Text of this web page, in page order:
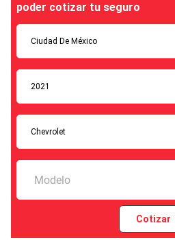
poder cotizar tu seguro
Ciudad De México
2021
Chevrolet
Modelo
Cotizar